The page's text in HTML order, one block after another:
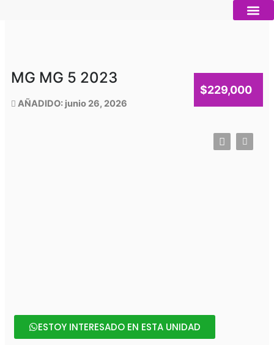
MG MG 5 2023
AÑADIDO: junio 26, 2026
$229,000
ESTOY INTERESADO EN ESTA UNIDAD